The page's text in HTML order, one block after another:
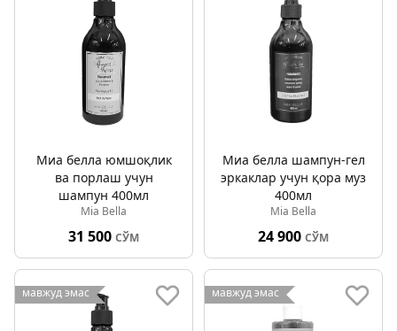
Миа белла юмшоқлик
ва порлаш учун
шампун 400мл
Mia Bella
31 500 СЎМ
Миа белла шампун-гел
эркаклар учун қора муз
400мл
Mia Bella
24 900 СЎМ
мавжуд эмас мавжуд эмас